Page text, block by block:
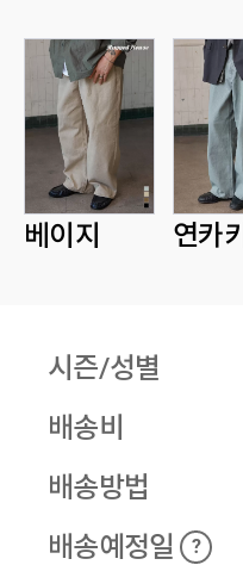
베이지 연카키
시즌/성별
배송비
배송방법
배송예정일
?